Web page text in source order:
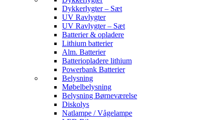
Dykkerlygter – Sæt
UV Ravlygter
UV Ravlygter – Sæt
Batterier & opladere
Lithium batterier
Alm. Batterier
Batteriopladere lithium
Powerbank Batterier
Belysning
Møbelbelysning
Belysning Børneværelse
Diskolys
Natlampe / Vågelampe